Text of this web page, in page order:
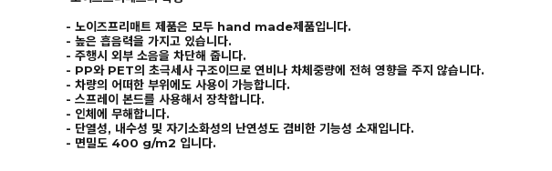
- 노이즈프리매트 제품은 모두 hand made제품입니다.
- 높은 흡음력을 가지고 있습니다.
- 주행시 외부 소음을 차단해 줍니다.
- PP와 PET의 초극세사 구조이므로 연비나 차체중량에 전혀 영향을 주지 않습니다.
- 차량의 어떠한 부위에도 사용이 가능합니다.
- 스프레이 본드를 사용해서 장착합니다.
- 인체에 무해합니다.
- 단열성, 내수성 및 자기소화성의 난연성도 겸비한 기능성 소재입니다.
- 면밀도 400 g/m2 입니다.